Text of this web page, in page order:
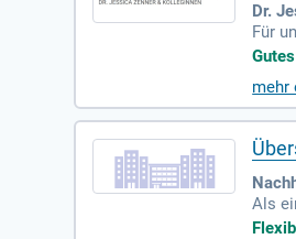
Dr.
Für
(m/
mehr
Als
ann